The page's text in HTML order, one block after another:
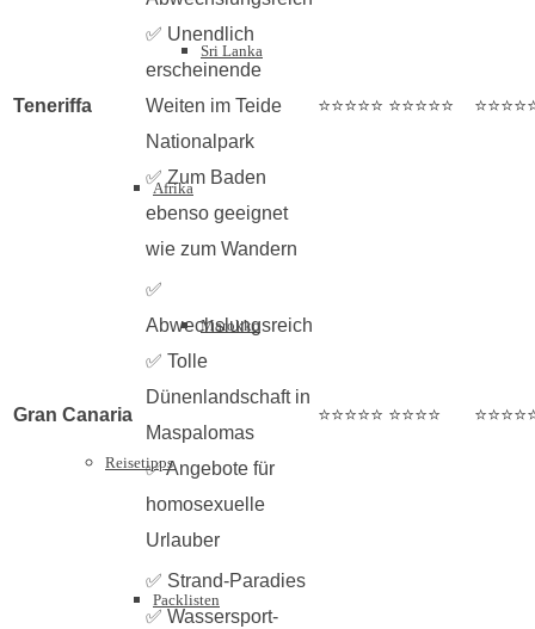
Sri Lanka
Afrika
Marokko
Reisetipps
Packlisten
Teneriffa
✅ Unendlich
erscheinende
Weiten im Teide
Nationalpark
✅ Zum Baden
ebenso geeignet
wie zum Wandern
⭐⭐⭐⭐⭐ ⭐⭐⭐⭐⭐
Gran Canaria
✅
Abwechslungsreich
✅ Tolle
Dünenlandschaft in
Maspalomas
✅ Angebote für
homosexuelle
Urlauber
⭐⭐⭐⭐⭐ ⭐⭐⭐⭐
✅ Strand-Paradies
✅ Wassersport-